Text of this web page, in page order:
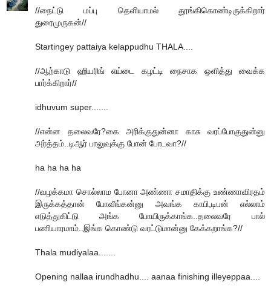
//நைட்டு மப்பு தெளியாமல் தூங்கிகொண்டிருக்கிறார்
துரைமுருகன்//
Startingey pattaiya kelappudhu THALA....
//ஆற்காடு ஹியரிங் எய்டை கழட்டி நைசாக ஒளித்து வைக்க
பார்க்கிறார்//
idhuvum super.......
//என்ன தலைவரே?கை அரிக்குதுன்னா காசு வரப்போகுதுன்னு
அர்த்தம்..டிஆர் பாலுவுக்கு போன் போடவா?//
ha ha ha ha
//வழக்கமா சொல்லாம போனா அண்ணா சமாதிக்கு உண்ணாவிரதம்
இருக்கத்தான் போவீங்கன்னு அவங்க காபி,டிபன் எல்லாம்
எடுத்துகிட்டு அங்க போயிருக்காங்க..தலைவரே பால்
பணியாரமாம்..இங்க கொண்டு வரட்டுமான்னு கேக்கறாங்க?//
Thala mudiyalaa.......
Opening nallaa irundhadhu.... aanaa finishing illeyeppaa....